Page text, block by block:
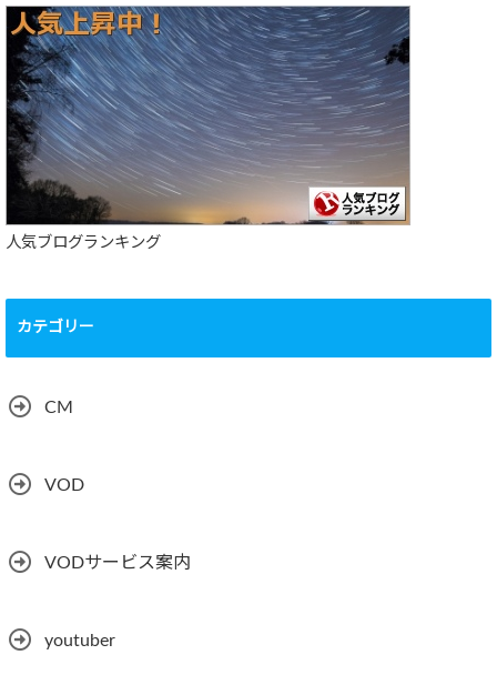
人気ブログランキング
カテゴリー
CM
VOD
VODサービス案内
youtuber